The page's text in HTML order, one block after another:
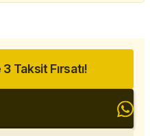
Taksit Fırsatı!